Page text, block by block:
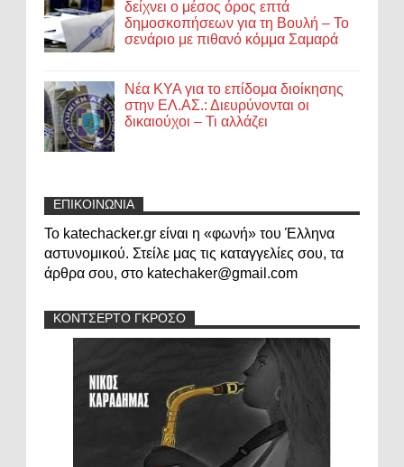
δείχνει ο μέσος όρος επτά
δημοσκοπήσεων για τη Βουλή – Το
σενάριο με πιθανό κόμμα Σαμαρά
Νέα ΚΥΑ για το επίδομα διοίκησης
στην ΕΛ.ΑΣ.: Διευρύνονται οι
δικαιούχοι – Τι αλλάζει
ΕΠΙΚΟΙΝΩΝΙΑ
Το katechacker.gr είναι η «φωνή» του Έλληνα
αστυνομικού. Στείλε μας τις καταγγελίες σου, τα
άρθρα σου, στο katechaker@gmail.com
ΚΟΝΤΣΕΡΤΟ ΓΚΡΟΣΟ